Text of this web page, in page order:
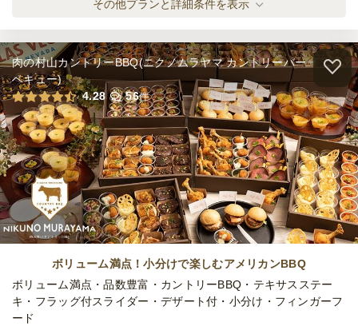
ン
フルーツ堪能！パフェ&タルト豪華な2種プ
ラン
オードブル
2,000円/人
パティシエおすすめ スイーツ4種のご褒美プ
ラン
オードブル
/人
華やかプリン×ケーキ×焼菓子 お手軽プラン
その他プランと詳細条件を表示
肉の村山カントリーBBQ(ニクノムラヤマ カントリーバー
ベキュー)
4.28
56件
ボリューム満点！小分けで楽しむアメリカンBBQ
ボリューム満点・品数豊富・カントリーBBQ・テキサスステー
キ・フラッグ付スライダー・デザート付・小分け・フィンガーフ
ード